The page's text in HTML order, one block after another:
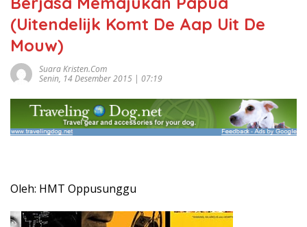
(Uitendelijk Komt De Aap Uit De
Mouw)
Suara Kristen.com
Senin, 14 Desember 2015 | 07:19
Oleh: HMT Oppusunggu